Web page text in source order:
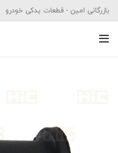
بازرگانی امین - قطعات یدکی خودرو